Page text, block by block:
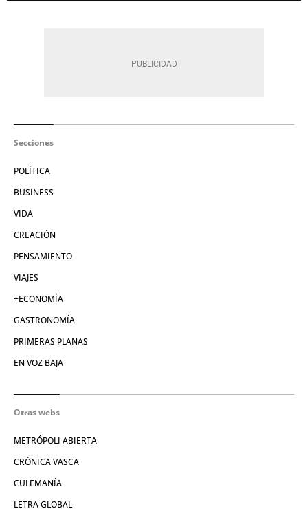
Secciones
POLÍTICA
BUSINESS
VIDA
CREACIÓN
PENSAMIENTO
VIAJES
+ECONOMÍA
GASTRONOMÍA
PRIMERAS PLANAS
EN VOZ BAJA
Otras webs
METRÓPOLI ABIERTA
CRÓNICA VASCA
CULEMANÍA
LETRA GLOBAL